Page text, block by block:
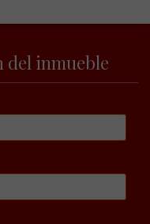
inmueble